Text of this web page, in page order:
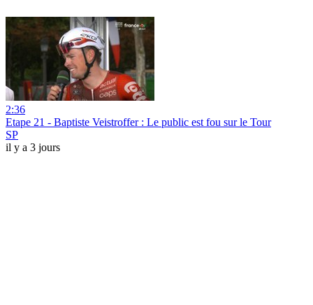
2:36
Etape 21 - Baptiste Veistroffer : Le public est fou sur le Tour
SP
il y a 3 jours